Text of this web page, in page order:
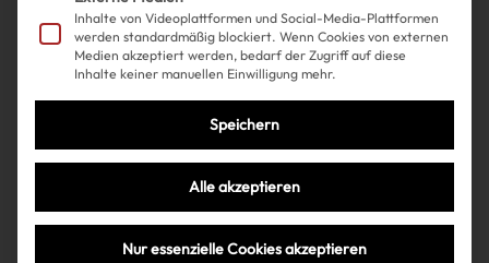
Shopping Beauty| 07.10.2024
Geheimnis gelüftet! DAS ist
Taylor Swifts Lippenstiftfarbe
Mehr lesen
Inhalte von Videoplattformen und Social-Media-Plattformen
werden standardmäßig blockiert. Wenn Cookies von externen
Medien akzeptiert werden, bedarf der Zugriff auf diese
Inhalte keiner manuellen Einwilligung mehr.
Speichern
Alle akzeptieren
Nur essenzielle Cookies akzeptieren